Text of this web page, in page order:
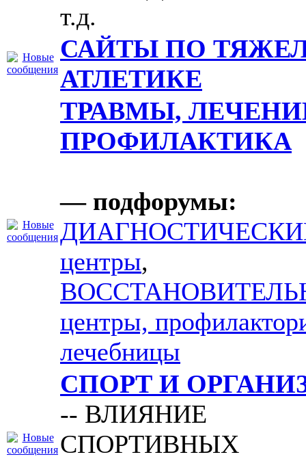
т.д.
САЙТЫ ПО
АТЛЕТИКЕ
ТРАВМЫ,
ПРОФИЛАКТИКА
— подфорумы:
центры,
центры,
лечебницы
СПОРТ И
-- ВЛИЯНИЕ
СПОРТИВНЫХ